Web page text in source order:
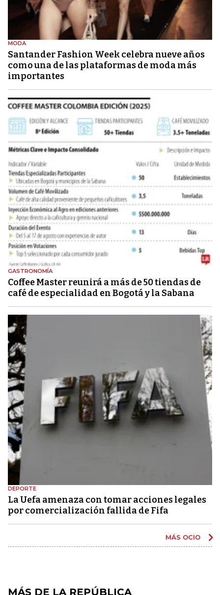
MODA
Santander Fashion Week celebra nueve años
como una de las plataformas de moda más
importantes
GASTRONOMÍA
Coffee Master reunirá a más de 50 tiendas de
café de especialidad en Bogotá y la Sabana
DEPORTE
La Uefa amenaza con tomar acciones legales
por comercialización fallida de Fifa
MÁS OCIO
MÁS DE LA REPÚBLICA